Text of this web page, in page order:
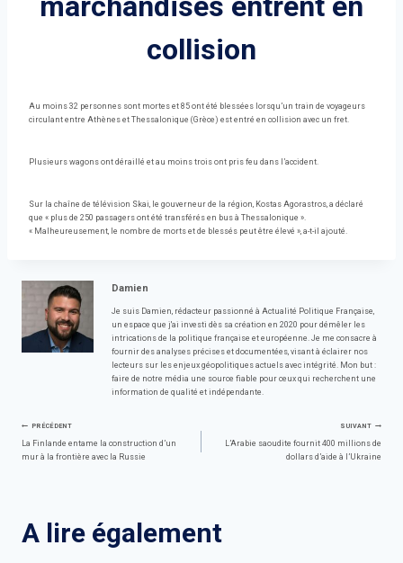
collision
Au moins 32 personnes sont mortes et 85 ont été blessées lorsqu’un train de voyageurs
circulant entre Athènes et Thessalonique (Grèce) est entré en collision avec un fret.
Plusieurs wagons ont déraillé et au moins trois ont pris feu dans l’accident.
Sur la chaîne de télévision Skai, le gouverneur de la région, Kostas Agorastros, a déclaré
que « plus de 250 passagers ont été transférés en bus à Thessalonique ».
« Malheureusement, le nombre de morts et de blessés peut être élevé », a-t-il ajouté.
Damien
Je suis Damien, rédacteur passionné à Actualité Politique Française,
un espace que j'ai investi dès sa création en 2020 pour démêler les
intrications de la politique française et européenne. Je me consacre à
fournir des analyses précises et documentées, visant à éclairer nos
lecteurs sur les enjeux géopolitiques actuels avec intégrité. Mon but :
faire de notre média une source fiable pour ceux qui recherchent une
information de qualité et indépendante.
Navigation
PRÉCÉDENT
La Finlande entame la construction d’un
mur à la frontière avec la Russie
SUIVANT
L’Arabie saoudite fournit 400 millions de
dollars d’aide à l’Ukraine
A lire également